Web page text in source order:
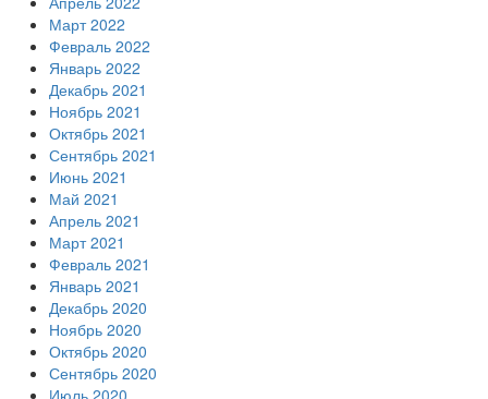
Март 2022
Февраль 2022
Январь 2022
Декабрь 2021
Ноябрь 2021
Октябрь 2021
Сентябрь 2021
Июнь 2021
Май 2021
Апрель 2021
Март 2021
Февраль 2021
Январь 2021
Декабрь 2020
Ноябрь 2020
Октябрь 2020
Сентябрь 2020
Июль 2020